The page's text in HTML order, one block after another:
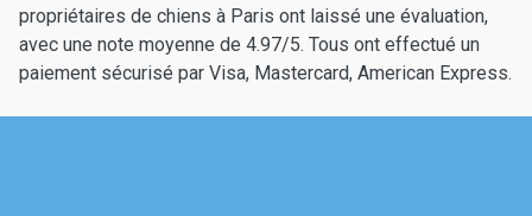
propriétaires de chiens à Paris ont laissé une évaluation,
avec une note moyenne de 4.97/5. Tous ont effectué un
paiement sécurisé par Visa, Mastercard, American Express.